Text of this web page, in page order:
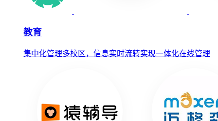
教育
集中化管理多校区，信息实时流转实现一体化在线管理